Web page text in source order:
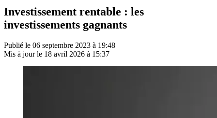
Investissement rentable : les
investissements gagnants
Publié le 06 septembre 2023 à 19:48
Mis à jour le 18 avril 2026 à 15:37